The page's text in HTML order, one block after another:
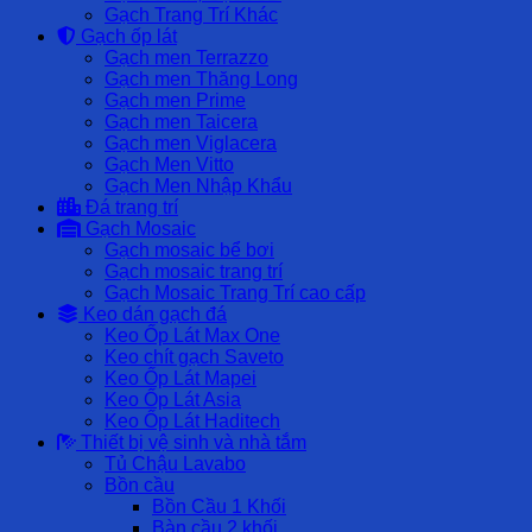
Gạch Trang Trí Khác
Gạch ốp lát
Gạch men Terrazzo
Gạch men Thăng Long
Gạch men Prime
Gạch men Taicera
Gạch men Viglacera
Gạch Men Vitto
Gạch Men Nhập Khẩu
Đá trang trí
Gạch Mosaic
Gạch mosaic bể bơi
Gạch mosaic trang trí
Gạch Mosaic Trang Trí cao cấp
Keo dán gạch đá
Keo Ốp Lát Max One
Keo chít gạch Saveto
Keo Ốp Lát Mapei
Keo Ốp Lát Asia
Keo Ốp Lát Haditech
Thiết bị vệ sinh và nhà tắm
Tủ Chậu Lavabo
Bồn cầu
Bồn Cầu 1 Khối
Bàn cầu 2 khối